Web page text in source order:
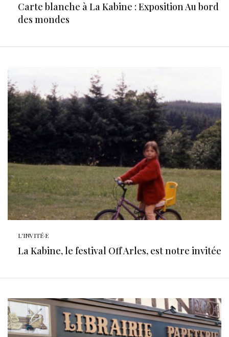
Carte blanche à La Kabine : Exposition Au bord
des mondes
L'INVITÉ·E
La Kabine, le festival Off Arles, est notre invitée